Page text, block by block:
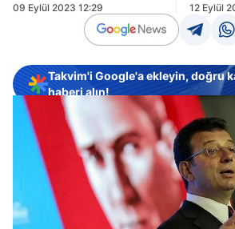
09 Eylül 2023 12:29
12 Eylül
Takvim'i Google'a ekleyin, doğru
haberi alın!